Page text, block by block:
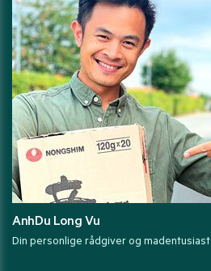
AnhDu Long Vu
Din personlige rådgiver og madentusiast